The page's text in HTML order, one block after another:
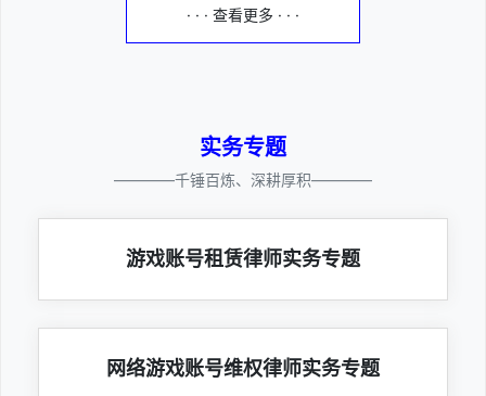
· · · 查看更多 · · ·
实务专题
————千锤百炼、深耕厚积————
游戏账号租赁律师实务专题
网络游戏账号维权律师实务专题